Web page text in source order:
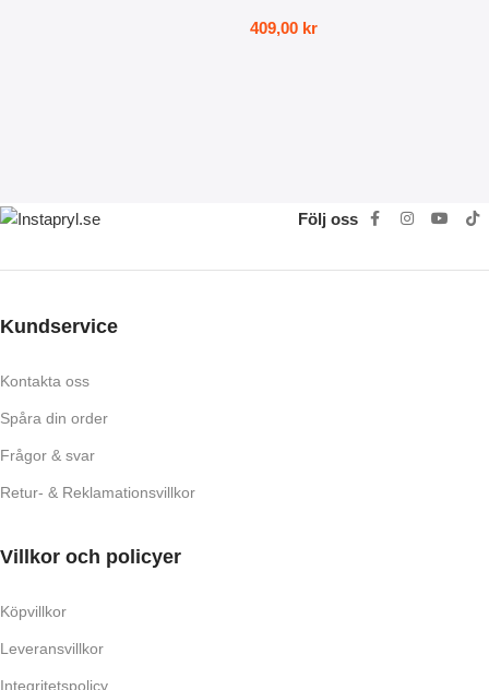
409,00 kr
Följ oss
Kundservice
Kontakta oss
Spåra din order
Frågor & svar
Retur- & Reklamationsvillkor
Villkor och policyer
Köpvillkor
Leveransvillkor
Integritetspolicy